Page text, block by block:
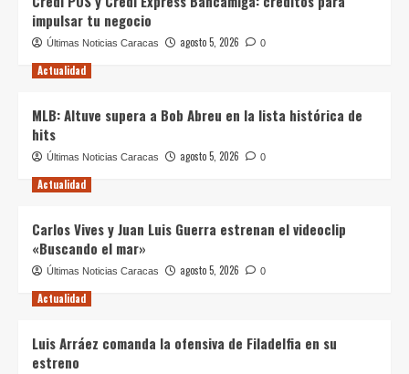
impulsar tu negocio
Últimas Noticias Caracas agosto 5, 2026 0
Actualidad
MLB: Altuve supera a Bob Abreu en la lista histórica de
hits
Últimas Noticias Caracas agosto 5, 2026 0
Actualidad
Carlos Vives y Juan Luis Guerra estrenan el videoclip
«Buscando el mar»
Últimas Noticias Caracas agosto 5, 2026 0
Actualidad
Luis Arráez comanda la ofensiva de Filadelfia en su
estreno